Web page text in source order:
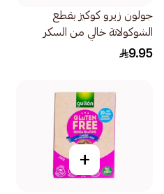
جولون زيرو كوكيز بقطع
الشوكولاتة خالي من السكر
150جرام
9.95
+